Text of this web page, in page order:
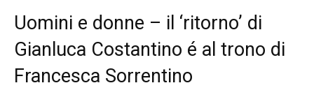
Uomini e donne – il ‘ritorno’ di
Gianluca Costantino é al trono di
Francesca Sorrentino